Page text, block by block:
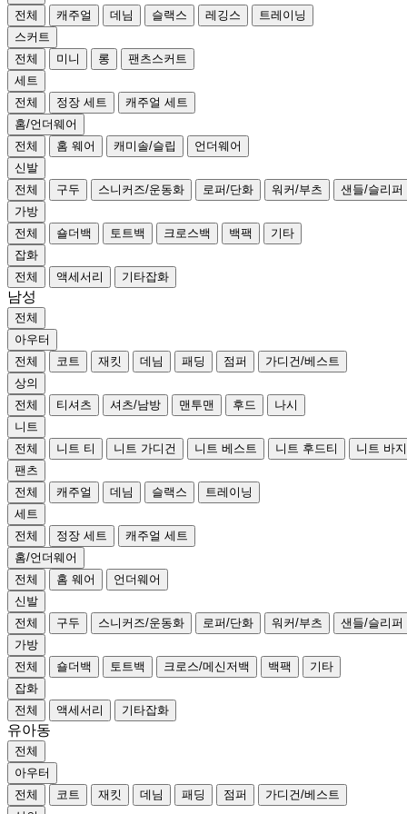
전체
캐주얼 데님 슬랙스 레깅스
트레이닝
스커트
전체
미니 롱
팬츠스커트
세트
전체
정장 세트
캐주얼 세트
홈/언더웨어
전체
홈 웨어 캐미솔/슬립
언더웨어
신발
전체
구두 스니커즈/운동화 로퍼/단화 워커/부츠
샌들/슬리퍼
가방
전체
숄더백 토트백 크로스백 백팩
기타
잡화
전체
액세서리 기타잡화
남성
전체
아우터
전체
코트 재킷 데님 패딩 점퍼
가디건/베스트
상의
전체
티셔츠 셔츠/남방 맨투맨 후드
나시
니트
전체
니트 티 니트 가디건 니트 베스트 니트 후드티
니트 바지
팬츠
전체
캐주얼 데님 슬랙스
트레이닝
세트
전체
정장 세트
캐주얼 세트
홈/언더웨어
전체
홈 웨어
언더웨어
신발
전체
구두 스니커즈/운동화 로퍼/단화 워커/부츠
샌들/슬리퍼
가방
전체
숄더백 토트백 크로스/메신저백 백팩
기타
잡화
전체
액세서리 기타잡화
유아동
전체
아우터
전체
코트 재킷 데님 패딩 점퍼
가디건/베스트